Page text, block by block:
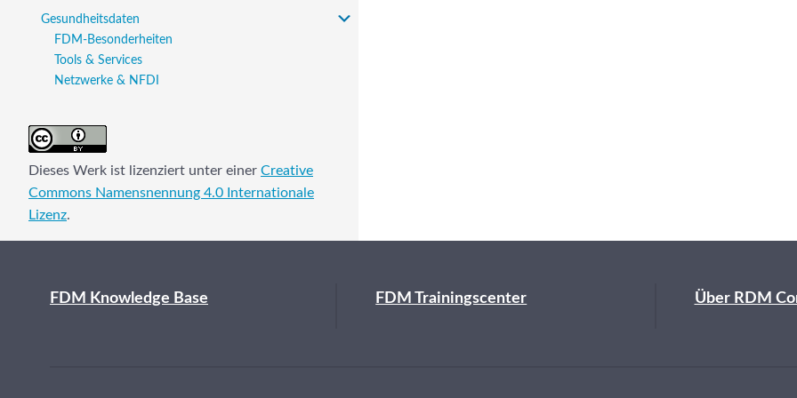
Gesundheitsdaten
FDM-Besonderheiten
Tools & Services
Netzwerke & NFDI
Dieses Werk ist lizenziert unter einer Creative
Commons Namensnennung 4.0 Internationale
Lizenz.
FDM Knowledge Base FDM Trainingscenter Über RDM